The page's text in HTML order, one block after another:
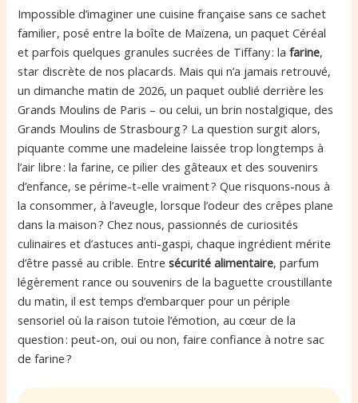
Impossible d’imaginer une cuisine française sans ce sachet
familier, posé entre la boîte de Maïzena, un paquet Céréal
et parfois quelques granules sucrées de Tiffany : lafarine,
star discrète de nos placards. Mais qui n’a jamais retrouvé,
un dimanche matin de 2026, un paquet oublié derrière les
Grands Moulins de Paris – ou celui, un brin nostalgique, des
Grands Moulins de Strasbourg ? La question surgit alors,
piquante comme une madeleine laissée trop longtemps à
l’air libre : la farine, ce pilier des gâteaux et des souvenirs
d’enfance, se périme-t-elle vraiment ? Que risquons-nous à
la consommer, à l’aveugle, lorsque l’odeur des crêpes plane
dans la maison ? Chez nous, passionnés de curiosités
culinaires et d’astuces anti-gaspi, chaque ingrédient mérite
d’être passé au crible. Entresécurité alimentaire, parfum
légèrement rance ou souvenirs de la baguette croustillante
du matin, il est temps d’embarquer pour un périple
sensoriel où la raison tutoie l’émotion, au cœur de la
question : peut-on, oui ou non, faire confiance à notre sac
de farine ?